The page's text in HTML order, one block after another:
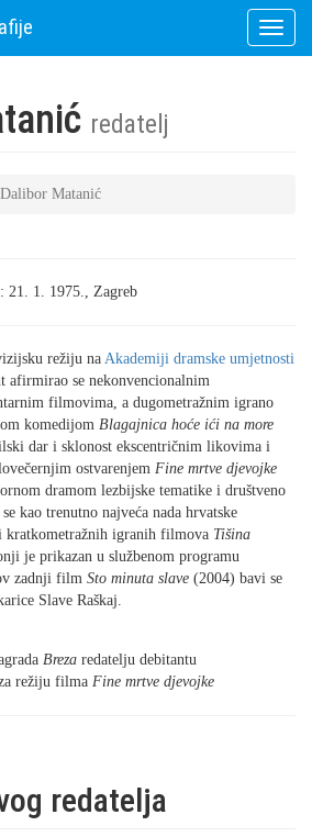
Toggle
redatelj
Dalibor Matanić
21. 1. 1975., Zagreb
režiju na Akademiji dramske umjetnosti
afirmirao se nekonvencionalnim
filmovima, a dugometražnim igrano
komedijom Blagajnica hoće ići na more
dar i sklonost ekscentričnim likovima i
ostvarenjem Fine mrtve djevojke
dramom lezbijske tematike i društveno
kao trenutno najveća nada hrvatske
igranih filmova Tišina
je prikazan u službenom programu
zadnji film Sto minuta slave (2004) bavi se
Slave Raškaj.
Breza redatelju debitantu
režiju filma Fine mrtve djevojke
redatelja